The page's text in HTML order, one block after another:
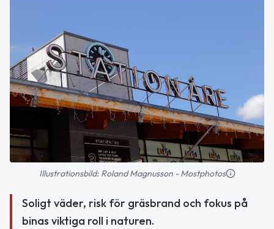
Illustrationsbild: Roland Magnusson - Mostphotos
Soligt väder, risk för gräsbrand och fokus på
binas viktiga roll i naturen.